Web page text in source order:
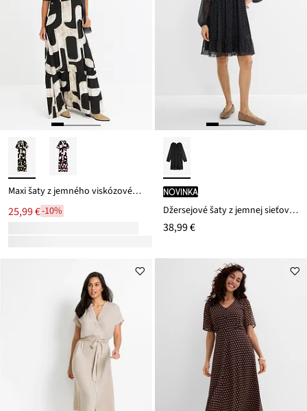
Maxi šaty z jemného viskózovéhu mixu
25,99 €-10%
novinka
Džersejové šaty z jemnej sieťoviny
38,99 €